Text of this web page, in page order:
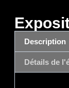
Description
Détails de